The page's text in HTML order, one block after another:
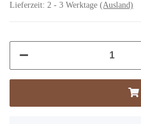
Lieferzeit: 2 - 3 Werktage (Ausland)